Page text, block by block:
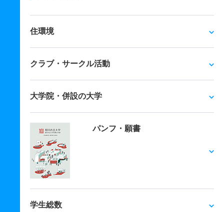
住環境
クラブ・サークル活動
大学院・併設の大学
パンフ・願書
学生総数